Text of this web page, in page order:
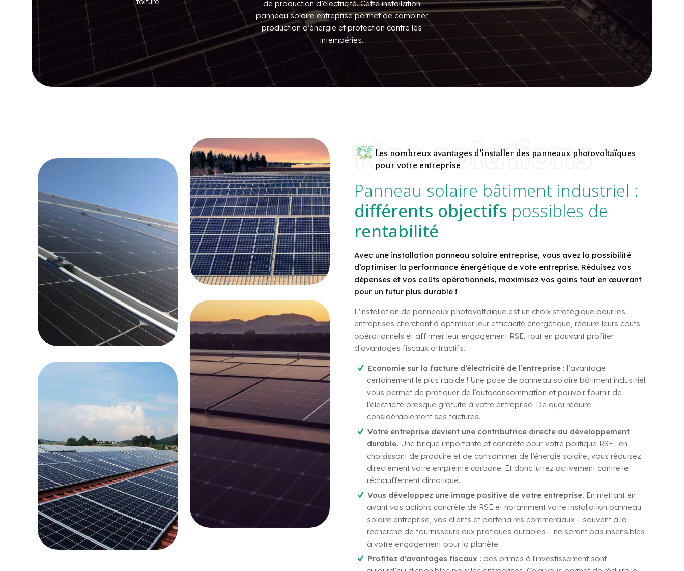
de production d’électricité. Cette installation
panneau solaire entreprise permet de combiner
production d’énergie et protection contre les
intempéries.
Les nombreux avantages d’installer des panneaux photovoltaïques
pour votre entreprise
Nos solutions
Panneau solaire bâtiment industriel :
différents objectifs possibles de
rentabilité
Avec une installation panneau solaire entreprise, vous avez la possibilité
d’optimiser la performance énergétique de vote entreprise. Réduisez vos
dépenses et vos coûts opérationnels, maximisez vos gains tout en œuvrant
pour un futur plus durable !
L'installation de panneaux photovoltaïque est un choix stratégique pour les
entreprises cherchant à optimiser leur efficacité énergétique, réduire leurs coûts
opérationnels et affirmer leur engagement RSE, tout en pouvant profiter
d'avantages fiscaux attractifs.
Economie sur la facture d’électricité de l’entreprise :l’avantage
certainement le plus rapide ! Une pose de panneau solaire bâtiment industriel
vous permet de pratiquer de l’autoconsommation et pouvoir fournir de
l’électricité presque gratuite à votre entreprise. De quoi réduire
considérablement ses factures.
Votre entreprise devient une contributrice directe au développement
durable. Une brique importante et concrète pour votre politique RSE : en
choisissant de produire et de consommer de l’énergie solaire, vous réduisez
directement votre empreinte carbone. Et donc luttez activement contre le
réchauffement climatique.
Vous développez une image positive de votre entreprise. En mettant en
avant vos actions concrète de RSE et notamment votre installation panneau
solaire entreprise, vos clients et partenaires commerciaux – souvent à la
recherche de fournisseurs aux pratiques durables – ne seront pas insensibles
à votre engagement pour la planète.
Profitez d’avantages fiscaux : des primes à l'investissement sont